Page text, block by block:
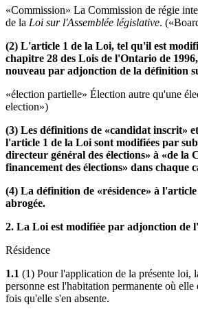
«Commission» La Commission de régie
de la Loi sur l'Assemblée législative.
(2) L'article 1 de la Loi, tel qu'il est
chapitre 28 des Lois de l'Ontario de
nouveau par adjonction de la définition
«élection partielle» Élection autre qu'une
election»)
(3) Les définitions de «candidat inscrit»
l'article 1 de la Loi sont modifiées par
directeur général des élections» à «de la
financement des élections» dans chaque
(4) La définition de «résidence» à
abrogée.
2. La Loi est modifiée par adjonction de
Résidence
1.1 (1) Pour l'application de la présente loi,
personne est l'habitation permanente où
fois qu'elle s'en absente.